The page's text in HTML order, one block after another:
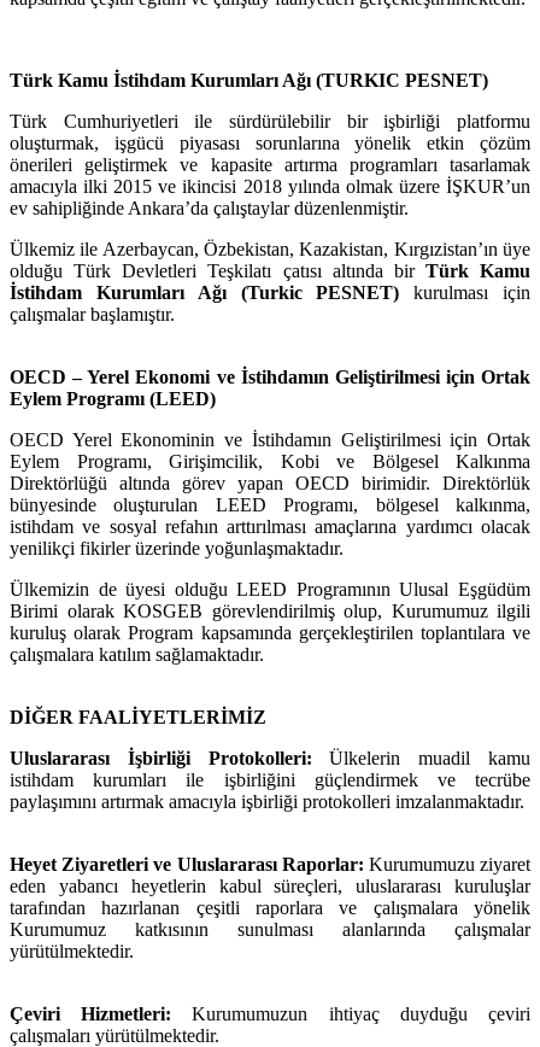
Türk Kamu İstihdam Kurumları Ağı (TURKIC PESNET)
Türk Cumhuriyetleri ile sürdürülebilir bir işbirliği platformu
oluşturmak, işgücü piyasası sorunlarına yönelik etkin çözüm
önerileri geliştirmek ve kapasite artırma programları tasarlamak
amacıyla ilki 2015 ve ikincisi 2018 yılında olmak üzere İŞKUR’un
ev sahipliğinde Ankara’da çalıştaylar düzenlenmiştir.
Ülkemiz ile Azerbaycan, Özbekistan, Kazakistan, Kırgızistan’ın üye
olduğu Türk Devletleri Teşkilatı çatısı altında bir Türk Kamu
İstihdam Kurumları Ağı (Turkic PESNET) kurulması için
çalışmalar başlamıştır.
OECD – Yerel Ekonomi ve İstihdamın Geliştirilmesi için Ortak
Eylem Programı (LEED)
OECD Yerel Ekonominin ve İstihdamın Geliştirilmesi için Ortak
Eylem Programı, Girişimcilik, Kobi ve Bölgesel Kalkınma
Direktörlüğü altında görev yapan OECD birimidir. Direktörlük
bünyesinde oluşturulan LEED Programı, bölgesel kalkınma,
istihdam ve sosyal refahın arttırılması amaçlarına yardımcı olacak
yenilikçi fikirler üzerinde yoğunlaşmaktadır.
Ülkemizin de üyesi olduğu LEED Programının Ulusal Eşgüdüm
Birimi olarak KOSGEB görevlendirilmiş olup, Kurumumuz ilgili
kuruluş olarak Program kapsamında gerçekleştirilen toplantılara ve
çalışmalara katılım sağlamaktadır.
DİĞER FAALİYETLERİMİZ
Uluslararası İşbirliği Protokolleri:Ülkelerin muadil kamu
istihdam kurumları ile işbirliğini güçlendirmek ve tecrübe
paylaşımını artırmak amacıyla işbirliği protokolleri imzalanmaktadır.
Heyet Ziyaretleri ve Uluslararası Raporlar: Kurumumuzu ziyaret
eden yabancı heyetlerin kabul süreçleri, uluslararası kuruluşlar
tarafından hazırlanan çeşitli raporlara ve çalışmalara yönelik
Kurumumuz katkısının sunulması alanlarında çalışmalar
yürütülmektedir.
Çeviri Hizmetleri:Kurumumuzun ihtiyaç duyduğu çeviri
çalışmaları yürütülmektedir.